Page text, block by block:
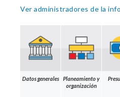
Ver administradores de la
Datos generales
Planeamiento y
organización